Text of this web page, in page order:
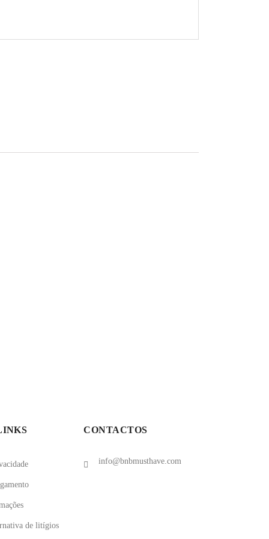
de litígios
CONTACTOS
info@bnbmusthave.com